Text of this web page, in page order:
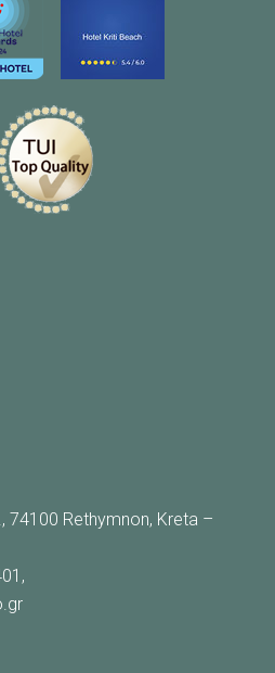
74100 Rethymnon, Kreta –